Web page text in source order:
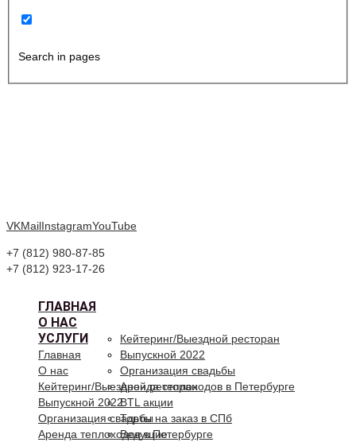
Search in pages
VKMailInstagramYouTube
+7 (812) 980-87-85
+7 (812) 923-17-26
ГЛАВНАЯ
О НАС
УСЛУГИ
Кейтеринг/Выездной ресторан
Выпускной 2022
Организация свадьбы
Аренда теплоходов в Петербурге
BTL акции
Торты на заказ в СПб
Ведущие
Главная
О нас
Кейтеринг/Выездной ресторан
Выпускной 2022
Организация свадьбы
Аренда теплоходов в Петербурге